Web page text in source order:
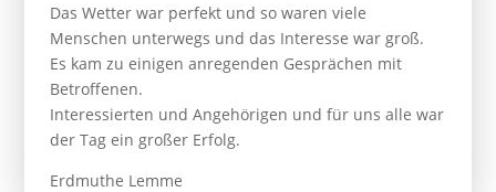
Das Wetter war perfekt und so waren viele
Menschen unterwegs und das Interesse war groß.
Es kam zu einigen anregenden Gesprächen mit
Betroffenen.
Interessierten und Angehörigen und für uns alle war
der Tag ein großer Erfolg.
Erdmuthe Lemme